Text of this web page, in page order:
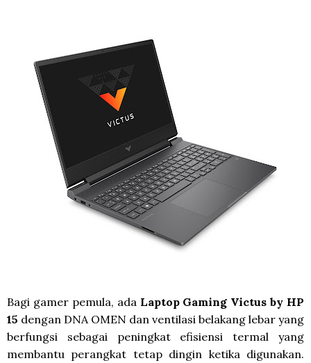
Bagi gamer pemula, ada Laptop Gaming Victus by HP
15 dengan DNA OMEN dan ventilasi belakang lebar yang
berfungsi sebagai peningkat efisiensi termal yang
membantu perangkat tetap dingin ketika digunakan.